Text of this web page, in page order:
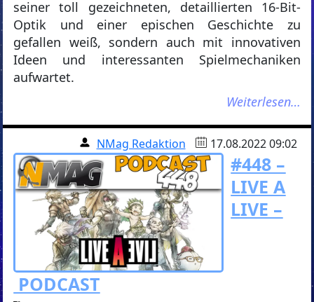
seiner toll gezeichneten, detaillierten 16-Bit-
Optik und einer epischen Geschichte zu
gefallen weiß, sondern auch mit innovativen
Ideen und interessanten Spielmechaniken
aufwartet.
Weiterlesen…
NMag Redaktion 17.08.2022 09:02
#448 –
LIVE A
LIVE –
PODCAST